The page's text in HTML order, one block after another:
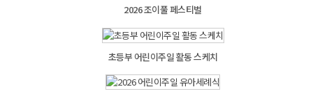
2026 조이풀 페스티벌
초등부 어린이주일 활동 스케치